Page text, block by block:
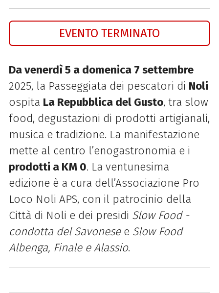
EVENTO TERMINATO
Da venerdì 5 a domenica 7 settembre
2025, la Passeggiata dei pescatori di Noli
ospita La Repubblica del Gusto, tra slow
food, degustazioni di prodotti artigianali,
musica e tradizione. La manifestazione
mette al centro l’enogastronomia e i
prodotti a KM 0. La ventunesima
edizione è a cura dell’Associazione Pro
Loco Noli APS, con il patrocinio della
Città di Noli e dei presidi Slow Food -
condotta del Savonesee Slow Food
Albenga, Finale e Alassio.